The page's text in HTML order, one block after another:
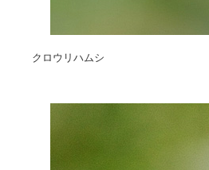
クロウリハムシ